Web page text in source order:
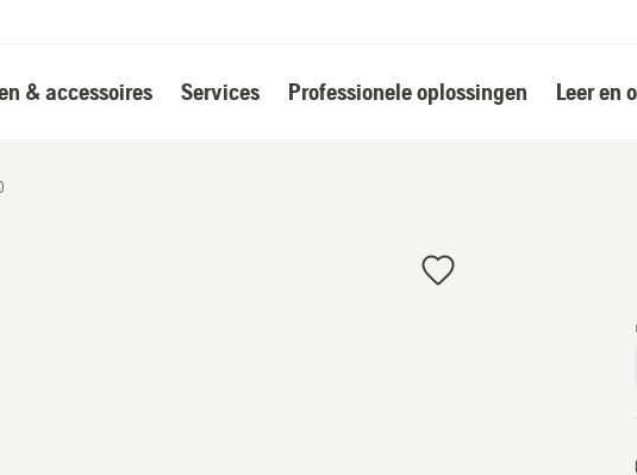
& accessoires Services Professionele oplossingen Leer en